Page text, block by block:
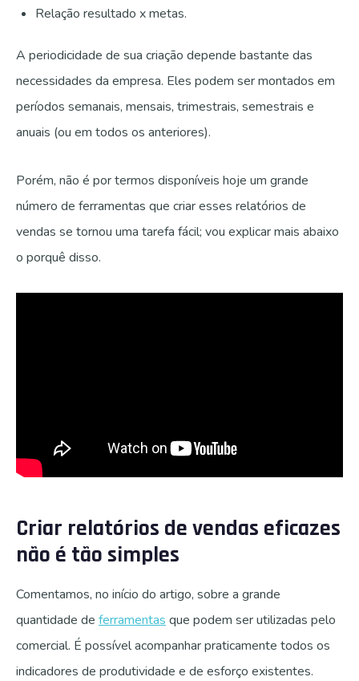
Relação resultado x metas.
A periodicidade de sua criação depende bastante das
necessidades da empresa. Eles podem ser montados em
períodos semanais, mensais, trimestrais, semestrais e
anuais (ou em todos os anteriores).
Porém, não é por termos disponíveis hoje um grande
número de ferramentas que criar esses relatórios de
vendas se tornou uma tarefa fácil; vou explicar mais abaixo
o porquê disso.
Criar relatórios de vendas eficazes
não é tão simples
Comentamos, no início do artigo, sobre a grande
quantidade de ferramentas que podem ser utilizadas pelo
comercial. É possível acompanhar praticamente todos os
indicadores de produtividade e de esforço existentes.